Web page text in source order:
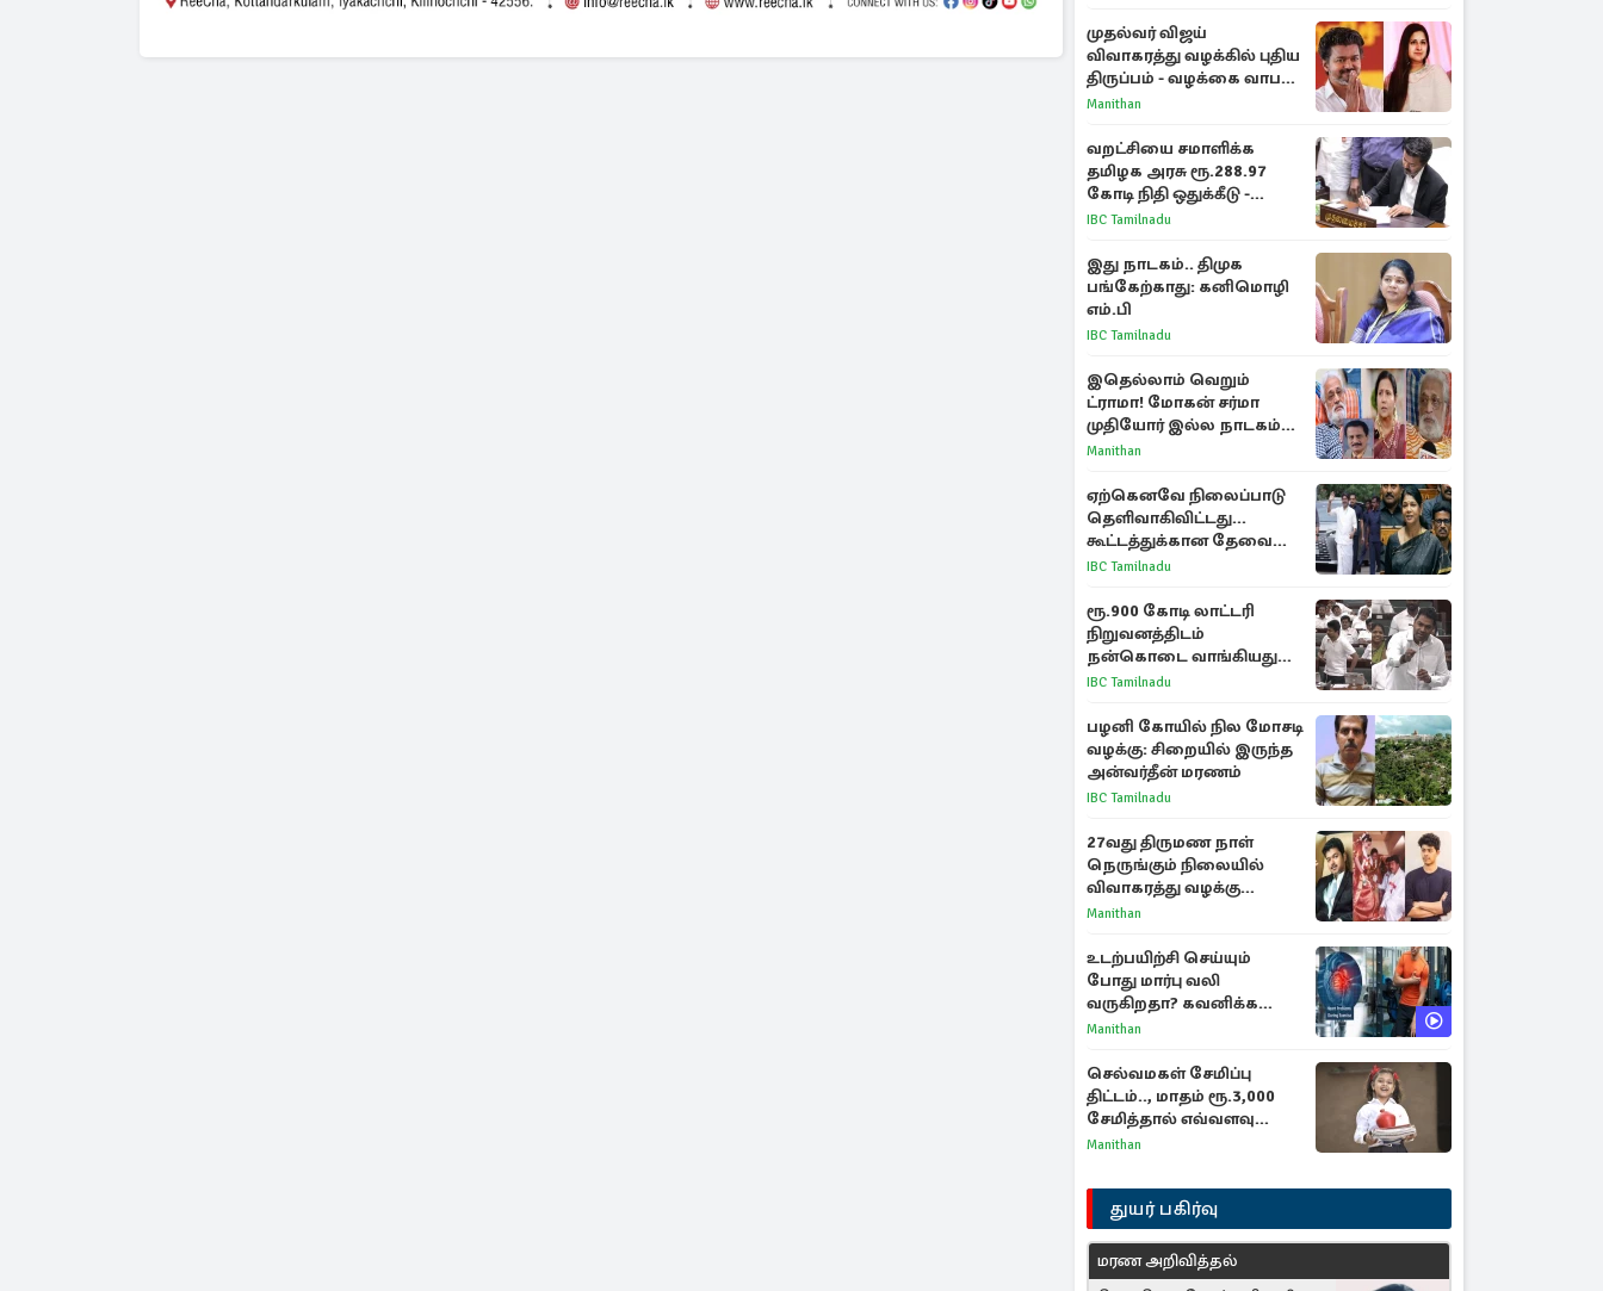
முதல்வர் விஜய்
விவாகரத்து வழக்கில் புதிய
திருப்பம் - வழக்கை வாபஸ்
பெற்ற சங்கீதா!
Manithan
வறட்சியை சமாளிக்க
தமிழக அரசு ரூ.288.97
கோடி நிதி ஒதுக்கீடு -
வெளியான அரசாணை
IBC Tamilnadu
இது நாடகம்.. திமுக
பங்கேற்காது: கனிமொழி
எம்.பி
IBC Tamilnadu
இதெல்லாம் வெறும்
ட்ராமா! மோகன் சர்மா
முதியோர் இல்ல நாடகம்
குறித்து குட்டி பத்மினி
Manithan
ஏற்கெனவே நிலைப்பாடு
தெளிவாகிவிட்டது...
கூட்டத்துக்கான தேவை
என்ன? - கனிமொழி
IBC Tamilnadu
ரூ.900 கோடி லாட்டரி
நிறுவனத்திடம்
நன்கொடை வாங்கியது
ஏன்? உதயநிதி - ஆதவ்
IBC Tamilnadu
பழனி கோயில் நில மோசடி
வழக்கு: சிறையில் இருந்த
அன்வர்தீன் மரணம்
IBC Tamilnadu
27வது திருமண நாள்
நெருங்கும் நிலையில்
விவாகரத்து வழக்கு
வாபஸ்! விஜய்யுடன்
Manithan
உடற்பயிற்சி செய்யும்
போது மார்பு வலி
வருகிறதா? கவனிக்க
வேண்டிய எச்சரிக்கை
Manithan
செல்வமகள் சேமிப்பு
திட்டம்.., மாதம் ரூ.3,000
சேமித்தால் எவ்வளவு
கிடைக்கும்?
Manithan
துயர் பகிர்வு
மரண அறிவித்தல்